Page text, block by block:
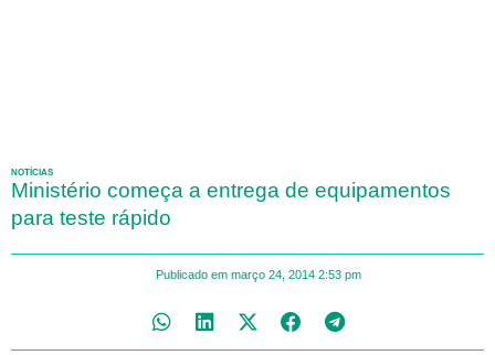
NOTÍCIAS
Ministério começa a entrega de equipamentos
para teste rápido
Publicado em março 24, 2014 2:53 pm